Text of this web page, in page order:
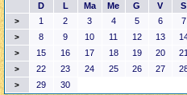
D
L Ma Me G V S
> 1 2 3 4 5 6 7
> 8 9 10 11 12 13
> 15 16 17 18 19 20 21
> 22 23 24 25 26 27
> 29 30